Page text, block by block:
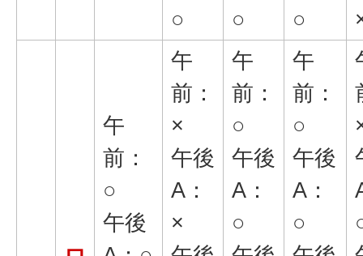
○
○
○
午
前：
○
午後
午
前：
×
午後
A：
×
午
前：
○
午後
A：
○
午
前：
○
午後
A：
○